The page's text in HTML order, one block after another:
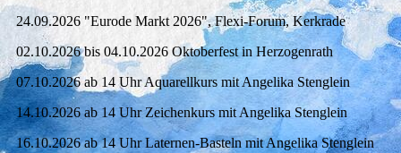
24.09.2026 "Eurode Markt 2026", Flexi-Forum, Kerkrade
02.10.2026 bis 04.10.2026 Oktoberfest in Herzogenrath
07.10.2026 ab 14 Uhr Aquarellkurs mit Angelika Stenglein
14.10.2026 ab 14 Uhr Zeichenkurs mit Angelika Stenglein
16.10.2026 ab 14 Uhr Laternen-Basteln mit Angelika Stenglein